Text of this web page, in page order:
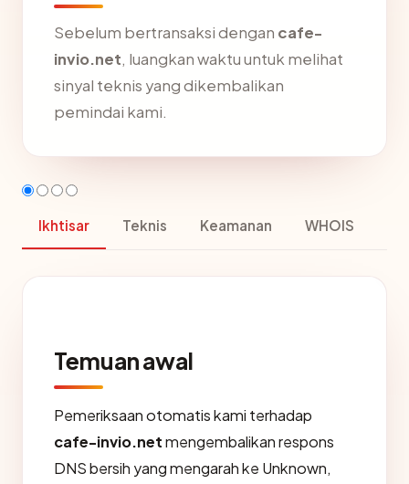
Sebelum bertransaksi dengan cafe-
invio.net, luangkan waktu untuk melihat
sinyal teknis yang dikembalikan
pemindai kami.
Ikhtisar Teknis Keamanan WHOIS
Temuan awal
Pemeriksaan otomatis kami terhadap
cafe-invio.netmengembalikan respons
DNS bersih yang mengarah ke Unknown,